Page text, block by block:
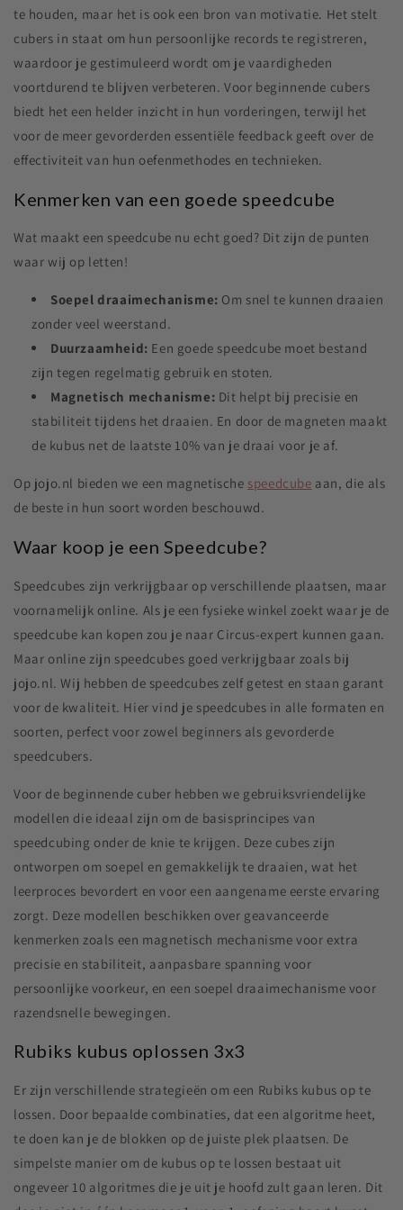
te houden, maar het is ook een bron van motivatie. Het stelt
cubers in staat om hun persoonlijke records te registreren,
waardoor je gestimuleerd wordt om je vaardigheden
voortdurend te blijven verbeteren. Voor beginnende cubers
biedt het een helder inzicht in hun vorderingen, terwijl het
voor de meer gevorderden essentiële feedback geeft over de
effectiviteit van hun oefenmethodes en technieken.
Kenmerken van een goede speedcube
Wat maakt een speedcube nu echt goed? Dit zijn de punten
waar wij op letten!
Soepel draaimechanisme: Om snel te kunnen draaien
zonder veel weerstand.
Duurzaamheid: Een goede speedcube moet bestand
zijn tegen regelmatig gebruik en stoten.
Magnetisch mechanisme: Dit helpt bij precisie en
stabiliteit tijdens het draaien. En door de magneten maakt
de kubus net de laatste 10% van je draai voor je af.
Op jojo.nl bieden we een magnetische speedcube aan, die als
de beste in hun soort worden beschouwd.
Waar koop je een Speedcube?
Speedcubes zijn verkrijgbaar op verschillende plaatsen, maar
voornamelijk online. Als je een fysieke winkel zoekt waar je de
speedcube kan kopen zou je naar Circus-expert kunnen gaan.
Maar online zijn speedcubes goed verkrijgbaar zoals bij
jojo.nl. Wij hebben de speedcubes zelf getest en staan garant
voor de kwaliteit. Hier vind je speedcubes in alle formaten en
soorten, perfect voor zowel beginners als gevorderde
speedcubers.
Voor de beginnende cuber hebben we gebruiksvriendelijke
modellen die ideaal zijn om de basisprincipes van
speedcubing onder de knie te krijgen. Deze cubes zijn
ontworpen om soepel en gemakkelijk te draaien, wat het
leerproces bevordert en voor een aangename eerste ervaring
zorgt. Deze modellen beschikken over geavanceerde
kenmerken zoals een magnetisch mechanisme voor extra
precisie en stabiliteit, aanpasbare spanning voor
persoonlijke voorkeur, en een soepel draaimechanisme voor
razendsnelle bewegingen.
Rubiks kubus oplossen 3x3
Er zijn verschillende strategieën om een Rubiks kubus op te
lossen. Door bepaalde combinaties, dat een algoritme heet,
te doen kan je de blokken op de juiste plek plaatsen. De
simpelste manier om de kubus op te lossen bestaat uit
ongeveer 10 algoritmes die je uit je hoofd zult gaan leren. Dit